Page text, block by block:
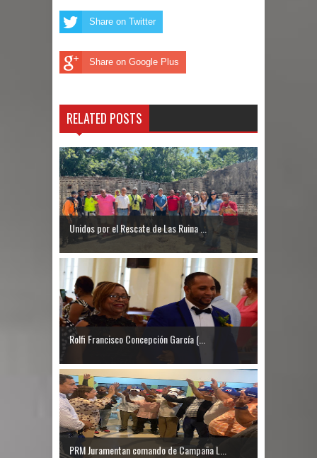
Share on Twitter
Share on Google Plus
RELATED POSTS
Unidos por el Rescate de Las Ruina ...
Rolfi Francisco Concepción García (...
PRM Juramentan comando de Campaña L...